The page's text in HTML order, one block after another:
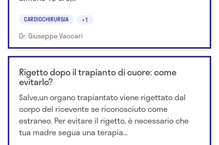
CARDIOCHIRURGIA +1
Dr. Giuseppe Vaccari
Rigetto dopo il trapianto di cuore: come
evitarlo?
Salve,un organo trapiantato viene rigettato dal
corpo del ricevente se riconosciuto come
estraneo. Per evitare il rigetto, è necessario che
tua madre segua una terapia...